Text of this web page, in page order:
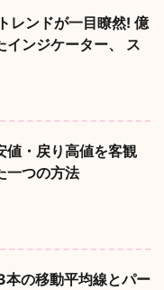
レンドが一目瞭然! 億
インジケーター、 ス
値・戻り高値を客観
一つの方法
の移動平均線とパー